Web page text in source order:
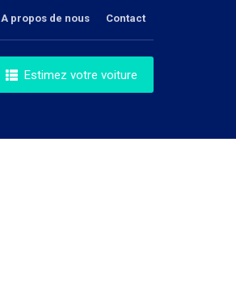
A propos de nous Contact
Estimez votre voiture